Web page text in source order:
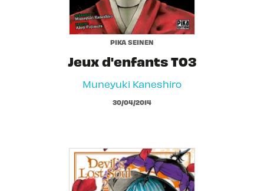
PIKA SEINEN
Jeux d'enfants T03
Muneyuki Kaneshiro
30/04/2014